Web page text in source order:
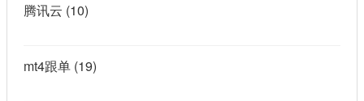
腾讯云 (10)
mt4跟单 (19)